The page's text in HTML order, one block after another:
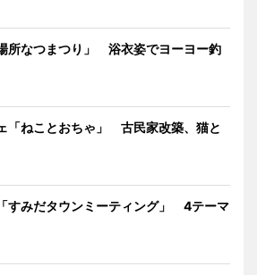
所なつまつり」 浴衣姿でヨーヨー釣
「ねことおちゃ」 古民家改築、猫と
すみだタウンミーティング」 4テーマ